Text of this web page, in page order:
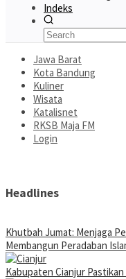
Indeks
Jawa Barat
Kota Bandung
Kuliner
Wisata
Katalisnet
RKSB Maja FM
Login
Headlines
Khutbah Jumat: Menjaga
Membangun Peradaban
Kabupaten Cianjur